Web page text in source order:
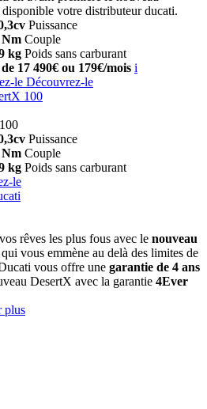
votre distributeur ducati.
Puissance
Nm Couple
kg Poids sans carburant
17 490€ ou 179€/mois i
le Découvrez-le
100
Puissance
Nm Couple
kg Poids sans carburant
le
rêves les plus fous avec le nouveau
qui vous emmène au delà des limites de
vous offre une garantie de 4 ans
DesertX avec la garantie 4Ever
plus